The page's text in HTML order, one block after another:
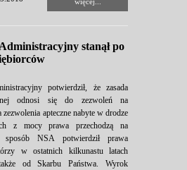
stanął po
potwierdził, że zasada
odnosi się do zezwoleń na
zezwolenia apteczne nabyte w drodze
z mocy prawa przechodzą na
NSA potwierdził prawa
w ostatnich kilkunastu latach
od Skarbu Państwa. Wyrok